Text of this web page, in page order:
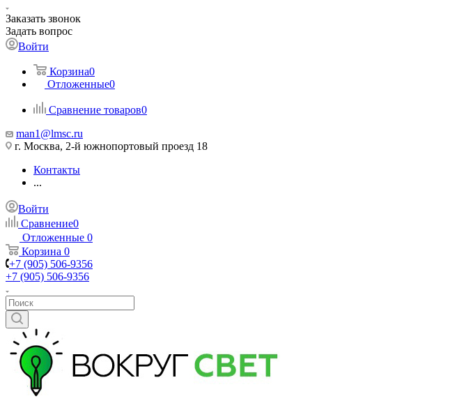
Заказать звонок
Задать вопрос
Войти
Корзина0
Отложенные0
Сравнение товаров0
man1@lmsc.ru
г. Москва, 2-й южнопортовый проезд 18
Контакты
...
Войти
Сравнение0
Отложенные 0
Корзина 0
+7 (905) 506-9356
+7 (905) 506-9356